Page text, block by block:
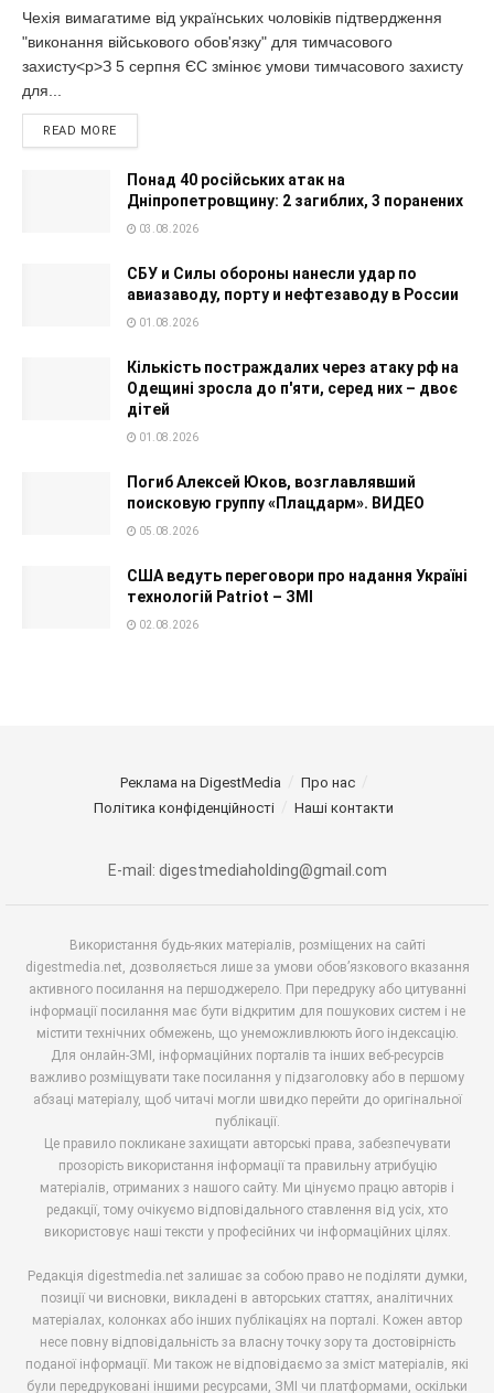
Чехія вимагатиме від українських чоловіків підтвердження
"виконання військового обов'язку" для тимчасового
захисту<p>З 5 серпня ЄС змінює умови тимчасового захисту
для...
READ MORE
Понад 40 російських атак на
Дніпропетровщину: 2 загиблих, 3 поранених
03.08.2026
СБУ и Силы обороны нанесли удар по
авиазаводу, порту и нефтезаводу в России
01.08.2026
Кількість постраждалих через атаку рф на
Одещині зросла до п'яти, серед них – двоє
дітей
01.08.2026
Погиб Алексей Юков, возглавлявший
поисковую группу «Плацдарм». ВИДЕО
05.08.2026
США ведуть переговори про надання Україні
технологій Patriot – ЗМІ
02.08.2026
Реклама на DigestMedia
Про нас
Політика конфіденційності
Наші контакти
E-mail: digestmediaholding@gmail.com
Використання будь-яких матеріалів, розміщених на сайті
digestmedia.net, дозволяється лише за умови обов’язкового вказання
активного посилання на першоджерело. При передруку або цитуванні
інформації посилання має бути відкритим для пошукових систем і не
містити технічних обмежень, що унеможливлюють його індексацію.
Для онлайн-ЗМІ, інформаційних порталів та інших веб-ресурсів
важливо розміщувати таке посилання у підзаголовку або в першому
абзаці матеріалу, щоб читачі могли швидко перейти до оригінальної
публікації.
Це правило покликане захищати авторські права, забезпечувати
прозорість використання інформації та правильну атрибуцію
матеріалів, отриманих з нашого сайту. Ми цінуємо працю авторів і
редакції, тому очікуємо відповідального ставлення від усіх, хто
використовує наші тексти у професійних чи інформаційних цілях.
Редакція digestmedia.net залишає за собою право не поділяти думки,
позиції чи висновки, викладені в авторських статтях, аналітичних
матеріалах, колонках або інших публікаціях на порталі. Кожен автор
несе повну відповідальність за власну точку зору та достовірність
поданої інформації. Ми також не відповідаємо за зміст матеріалів, які
були передруковані іншими ресурсами, ЗМІ чи платформами, оскільки